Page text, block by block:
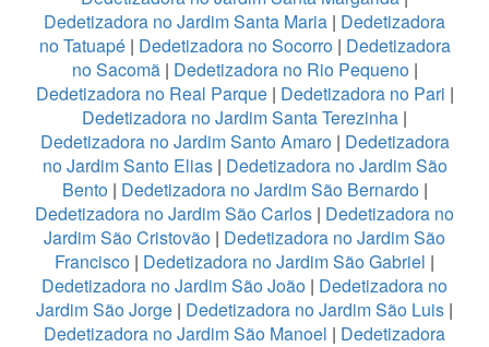
Dedetizadora no Jardim Santa Maria | Dedetizadora
no Tatuapé| Dedetizadora no Socorro| Dedetizadora
no Sacomã| Dedetizadora no Rio Pequeno|
Dedetizadora no Real Parque| Dedetizadora no Pari |
Dedetizadora no Jardim Santa Terezinha |
Dedetizadora no Jardim Santo Amaro| Dedetizadora
no Jardim Santo Elias| Dedetizadora no Jardim São
Bento| Dedetizadora no Jardim São Bernardo|
Dedetizadora no Jardim São Carlos | Dedetizadora no
Jardim São Cristovão | Dedetizadora no Jardim São
Francisco | Dedetizadora no Jardim São Gabriel |
Dedetizadora no Jardim São João | Dedetizadora no
Jardim São Jorge | Dedetizadora no Jardim São Luis |
Dedetizadora no Jardim São Manoel | Dedetizadora